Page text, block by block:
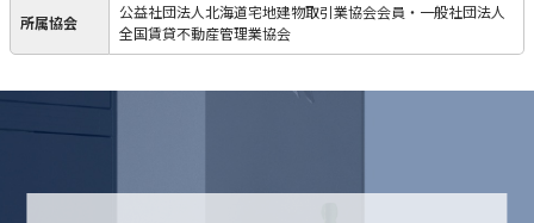
所属協会
公益社団法人北海道宅地建物取引業協会会員・一般社団法人
全国賃貸不動産管理業協会